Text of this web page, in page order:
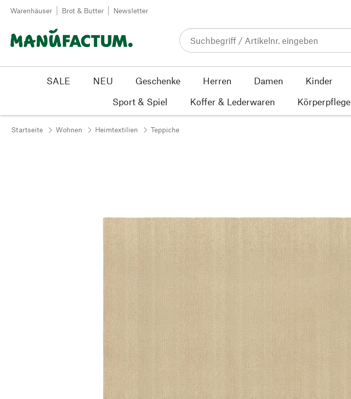
Zum Inhalt springen
Warenhäuser Brot & Butter Newsletter
SALE NEU Geschenke Herren Damen Kinder
Sport & Spiel
Koffer & Lederwaren Körperpflege
Startseite Wohnen Heimtextilien Teppiche